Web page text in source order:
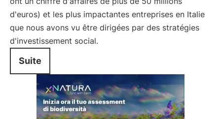
d'euros) et les plus impactantes entreprises en Italie
que nous avons vu être dirigées par des stratégies
d'investissement social.
Suite